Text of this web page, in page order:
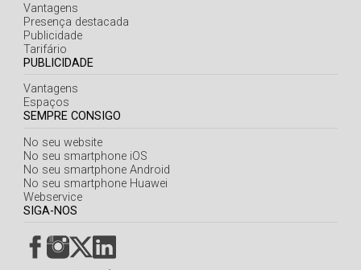
Vantagens
Presença destacada
Publicidade
Tarifário
PUBLICIDADE
Vantagens
Espaços
SEMPRE CONSIGO
No seu website
No seu smartphone iOS
No seu smartphone Android
No seu smartphone Huawei
Webservice
SIGA-NOS